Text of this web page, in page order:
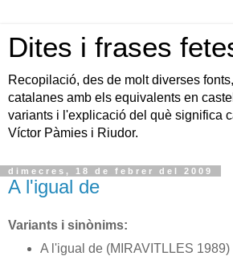
Dites i frases
Recopilació, des de molt diverses
catalanes amb els equivalents en
variants i l'explicació del què significa
Víctor Pàmies i Riudor.
dimecres, 18 de febrer del 2009
A l'igual de
Variants i sinònims:
A l'igual de (MIRAVITLLES 1989)